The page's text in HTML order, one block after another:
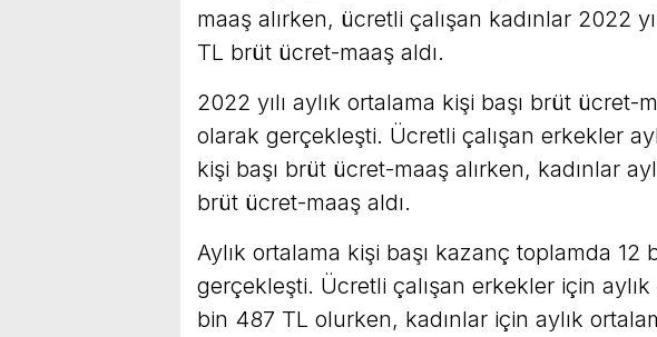
maaş alırken, ücretli çalışan kadınlar 2022
TL brüt ücret-maaş aldı.
2022 yılı aylık ortalama kişi başı brüt ücret-
olarak gerçekleşti. Ücretli çalışan erkekler
kişi başı brüt ücret-maaş alırken, kadınlar
brüt ücret-maaş aldı.
Aylık ortalama kişi başı kazanç toplamda 12
gerçekleşti. Ücretli çalışan erkekler için
bin 487 TL olurken, kadınlar için aylık